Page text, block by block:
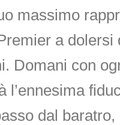
massimo
a dolersi
Domani con
l’ennesima
dal baratro,